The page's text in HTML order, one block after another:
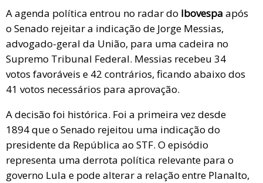
A agenda política entrou no radar do Ibovespa após
o Senado rejeitar a indicação de Jorge Messias,
advogado-geral da União, para uma cadeira no
Supremo Tribunal Federal. Messias recebeu 34
votos favoráveis e 42 contrários, ficando abaixo dos
41 votos necessários para aprovação.
A decisão foi histórica. Foi a primeira vez desde
1894 que o Senado rejeitou uma indicação do
presidente da República ao STF. O episódio
representa uma derrota política relevante para o
governo Lula e pode alterar a relação entre Planalto,